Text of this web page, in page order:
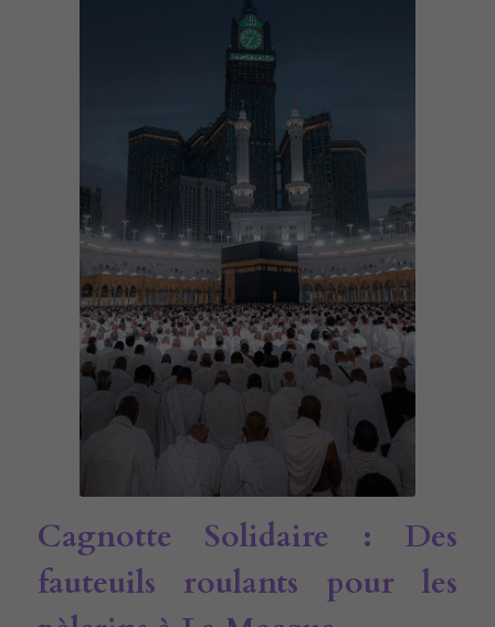
Cagnotte Solidaire : Des
fauteuils roulants pour les